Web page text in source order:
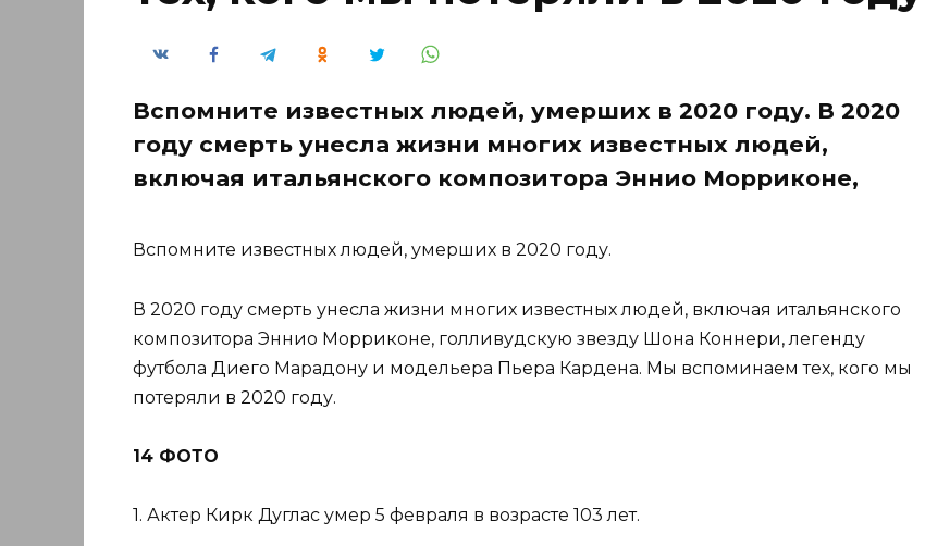
Вспомните известных людей, умерших в 2020 году. В 2020
году смерть унесла жизни многих известных людей,
включая итальянского композитора Эннио Морриконе,
Вспомните известных людей, умерших в 2020 году.
В 2020 году смерть унесла жизни многих известных людей, включая итальянского
композитора Эннио Морриконе, голливудскую звезду Шона Коннери, легенду
футбола Диего Марадону и модельера Пьера Кардена. Мы вспоминаем тех, кого мы
потеряли в 2020 году.
14 ФОТО
1. Актер Кирк Дуглас умер 5 февраля в возрасте 103 лет.